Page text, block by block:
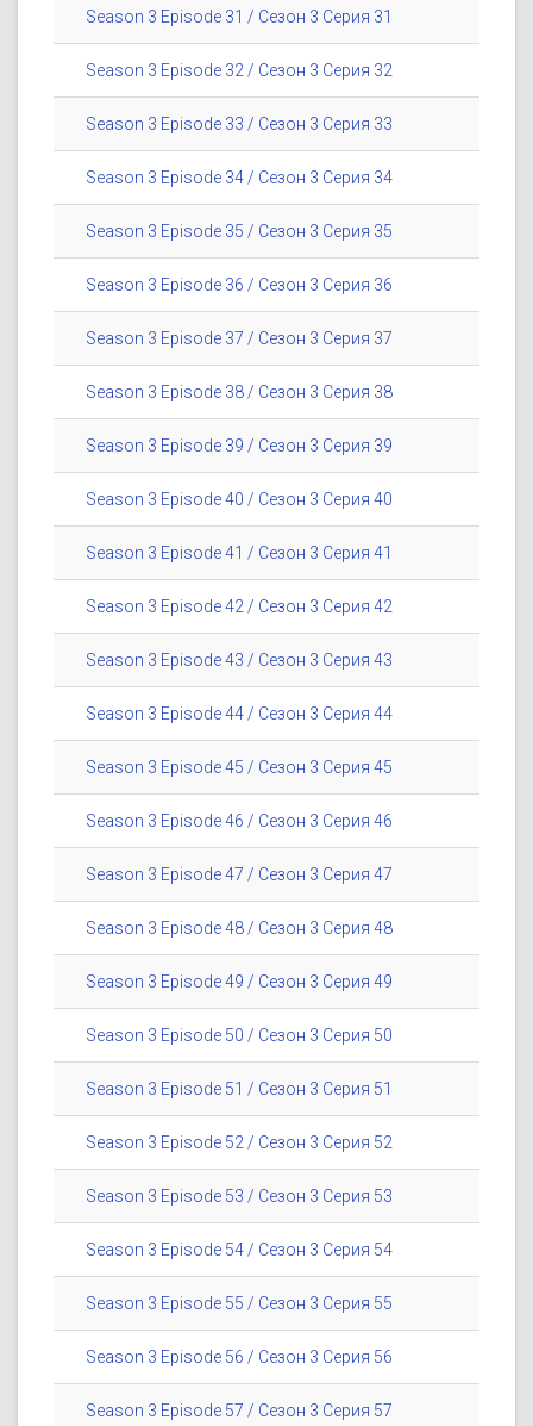
Season 3 Episode 31 / Сезон 3 Серия 31
Season 3 Episode 32 / Сезон 3 Серия 32
Season 3 Episode 33 / Сезон 3 Серия 33
Season 3 Episode 34 / Сезон 3 Серия 34
Season 3 Episode 35 / Сезон 3 Серия 35
Season 3 Episode 36 / Сезон 3 Серия 36
Season 3 Episode 37 / Сезон 3 Серия 37
Season 3 Episode 38 / Сезон 3 Серия 38
Season 3 Episode 39 / Сезон 3 Серия 39
Season 3 Episode 40 / Сезон 3 Серия 40
Season 3 Episode 41 / Сезон 3 Серия 41
Season 3 Episode 42 / Сезон 3 Серия 42
Season 3 Episode 43 / Сезон 3 Серия 43
Season 3 Episode 44 / Сезон 3 Серия 44
Season 3 Episode 45 / Сезон 3 Серия 45
Season 3 Episode 46 / Сезон 3 Серия 46
Season 3 Episode 47 / Сезон 3 Серия 47
Season 3 Episode 48 / Сезон 3 Серия 48
Season 3 Episode 49 / Сезон 3 Серия 49
Season 3 Episode 50 / Сезон 3 Серия 50
Season 3 Episode 51 / Сезон 3 Серия 51
Season 3 Episode 52 / Сезон 3 Серия 52
Season 3 Episode 53 / Сезон 3 Серия 53
Season 3 Episode 54 / Сезон 3 Серия 54
Season 3 Episode 55 / Сезон 3 Серия 55
Season 3 Episode 56 / Сезон 3 Серия 56
Season 3 Episode 57 / Сезон 3 Серия 57